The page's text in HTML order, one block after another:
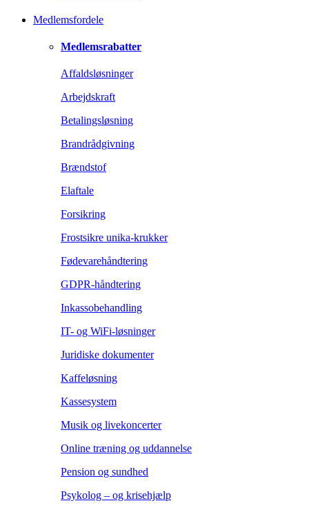
Medlemsfordele
Medlemsrabatter
Affaldsløsninger
Arbejdskraft
Betalingsløsning
Brandrådgivning
Brændstof
Elaftale
Forsikring
Frostsikre unika-krukker
Fødevarehåndtering
GDPR-håndtering
Inkassobehandling
IT- og WiFi-løsninger
Juridiske dokumenter
Kaffeløsning
Kassesystem
Musik og livekoncerter
Online træning og uddannelse
Pension og sundhed
Psykolog – og krisehjælp